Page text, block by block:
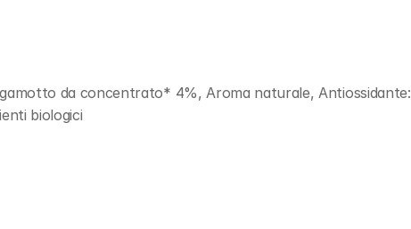
da concentrato* 4%, Aroma naturale, Antiossidante:
biologici